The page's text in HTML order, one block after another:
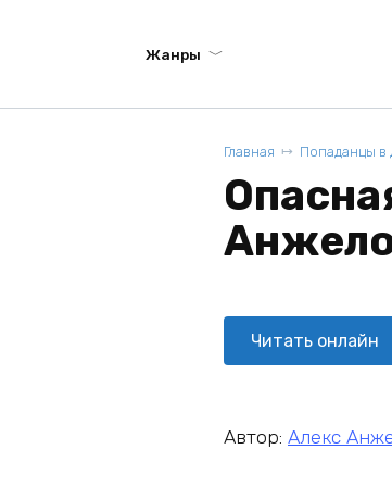
Жанры
Главная Попаданцы в
Читать онлайн
Автор: Алекс